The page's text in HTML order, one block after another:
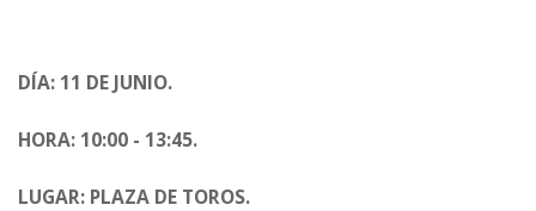
DÍA: 11 DE JUNIO.
HORA: 10:00 - 13:45.
LUGAR: PLAZA DE TOROS.